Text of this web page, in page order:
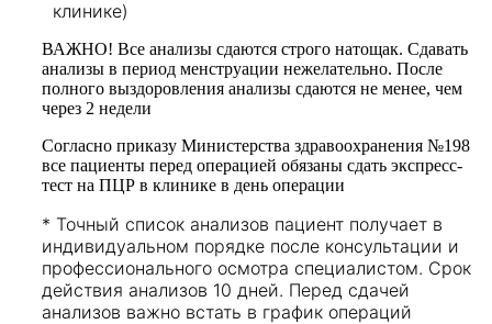
клинике)
ВАЖНО! Все анализы сдаются строго натощак. Сдавать
анализы в период менструации нежелательно. После
полного выздоровления анализы сдаются не менее, чем
через 2 недели
Согласно приказу Министерства здравоохранения №198
все пациенты перед операцией обязаны сдать экспресс-
тест на ПЦР в клинике в день операции
* Точный список анализов пациент получает в
индивидуальном порядке после консультации и
профессионального осмотра специалистом. Срок
действия анализов 10 дней. Перед сдачей
анализов важно встать в график операций